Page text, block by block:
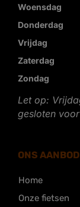
Woensdag
Donderdag
Vrijdag
Zaterdag
Zondag
Let op:
gesloten
ONS AANBOD
Home
Onze fietsen